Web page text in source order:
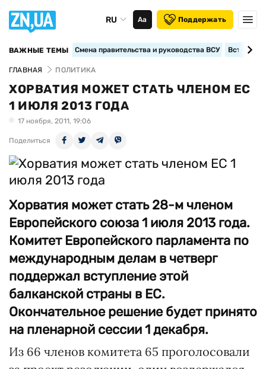
RU Аа Поддержать
ВАЖНЫЕ ТЕМЫ Смена правительства и руководства ВСУ
ГЛАВНАЯ ПОЛИТИКА
ХОРВАТИЯ МОЖЕТ СТАТЬ ЧЛЕНОМ ЕС
1 ИЮЛЯ 2013 ГОДА
17 ноября, 2011, 19:06
Поделиться
Хорватия может стать 28-м членом
Европейского союза 1 июля 2013 года.
Комитет Европейского парламента по
международным делам в четверг
поддержал вступление этой
балканской страны в ЕС.
Окончательное решение будет принято
на пленарной сессии 1 декабря.
Из 66 членов комитета 65 проголосовали